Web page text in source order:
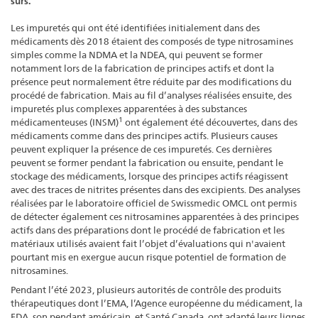
Les impuretés qui ont été identifiées initialement dans des
médicaments dès 2018 étaient des composés de type nitrosamines
simples comme la NDMA et la NDEA, qui peuvent se former
notamment lors de la fabrication de principes actifs et dont la
présence peut normalement être réduite par des modifications du
procédé de fabrication. Mais au fil d’analyses réalisées ensuite, des
impuretés plus complexes apparentées à des substances
médicamenteuses (INSM)1 ont également été découvertes, dans des
médicaments comme dans des principes actifs. Plusieurs causes
peuvent expliquer la présence de ces impuretés. Ces dernières
peuvent se former pendant la fabrication ou ensuite, pendant le
stockage des médicaments, lorsque des principes actifs réagissent
avec des traces de nitrites présentes dans des excipients. Des analyses
réalisées par le laboratoire officiel de Swissmedic OMCL ont permis
de détecter également ces nitrosamines apparentées à des principes
actifs dans des préparations dont le procédé de fabrication et les
matériaux utilisés avaient fait l’objet d’évaluations qui n'avaient
pourtant mis en exergue aucun risque potentiel de formation de
nitrosamines.
Pendant l’été 2023, plusieurs autorités de contrôle des produits
thérapeutiques dont l’EMA, l’Agence européenne du médicament, la